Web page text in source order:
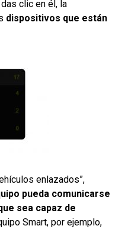
clic en él, la
dispositivos que están
enlazados”,
pueda comunicarse
sea capaz de
Smart, por ejemplo,